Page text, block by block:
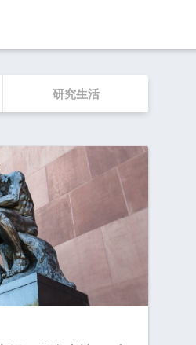
研究生活